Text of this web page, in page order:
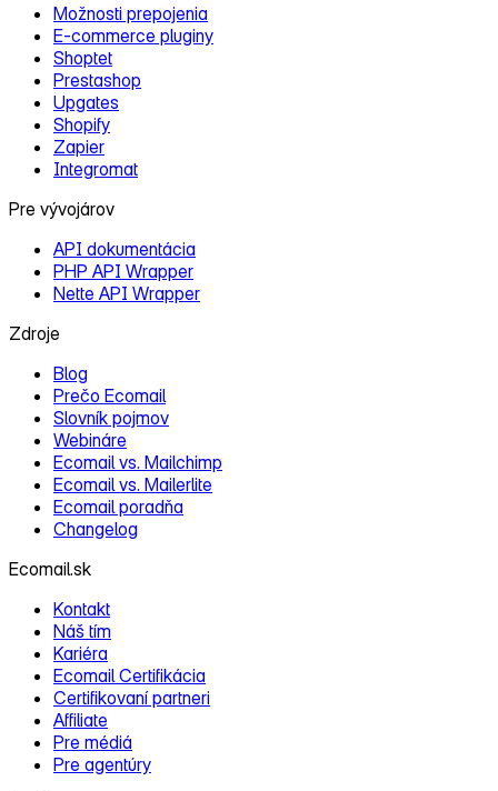
Možnosti prepojenia
E‑commerce pluginy
Shoptet
Prestashop
Upgates
Shopify
Zapier
Integromat
Pre vývojárov
API dokumentácia
PHP API Wrapper
Nette API Wrapper
Zdroje
Blog
Prečo Ecomail
Slovník pojmov
Webináre
Ecomail vs. Mailchimp
Ecomail vs. Mailerlite
Ecomail poradňa
Changelog
Ecomail.sk
Kontakt
Náš tím
Kariéra
Ecomail Certifikácia
Certifikovaní partneri
Affiliate
Pre médiá
Pre agentúry